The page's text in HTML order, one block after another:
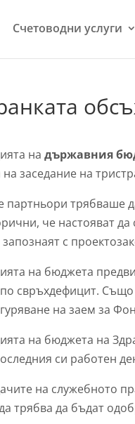
Счетоводни услуги
надържавния
на заседание на
партньори трябваше
че настояват
с
на бюджета
свръхдефицит.
на заем за
на бюджета на
си работен
на служебното
трябва да бъдат